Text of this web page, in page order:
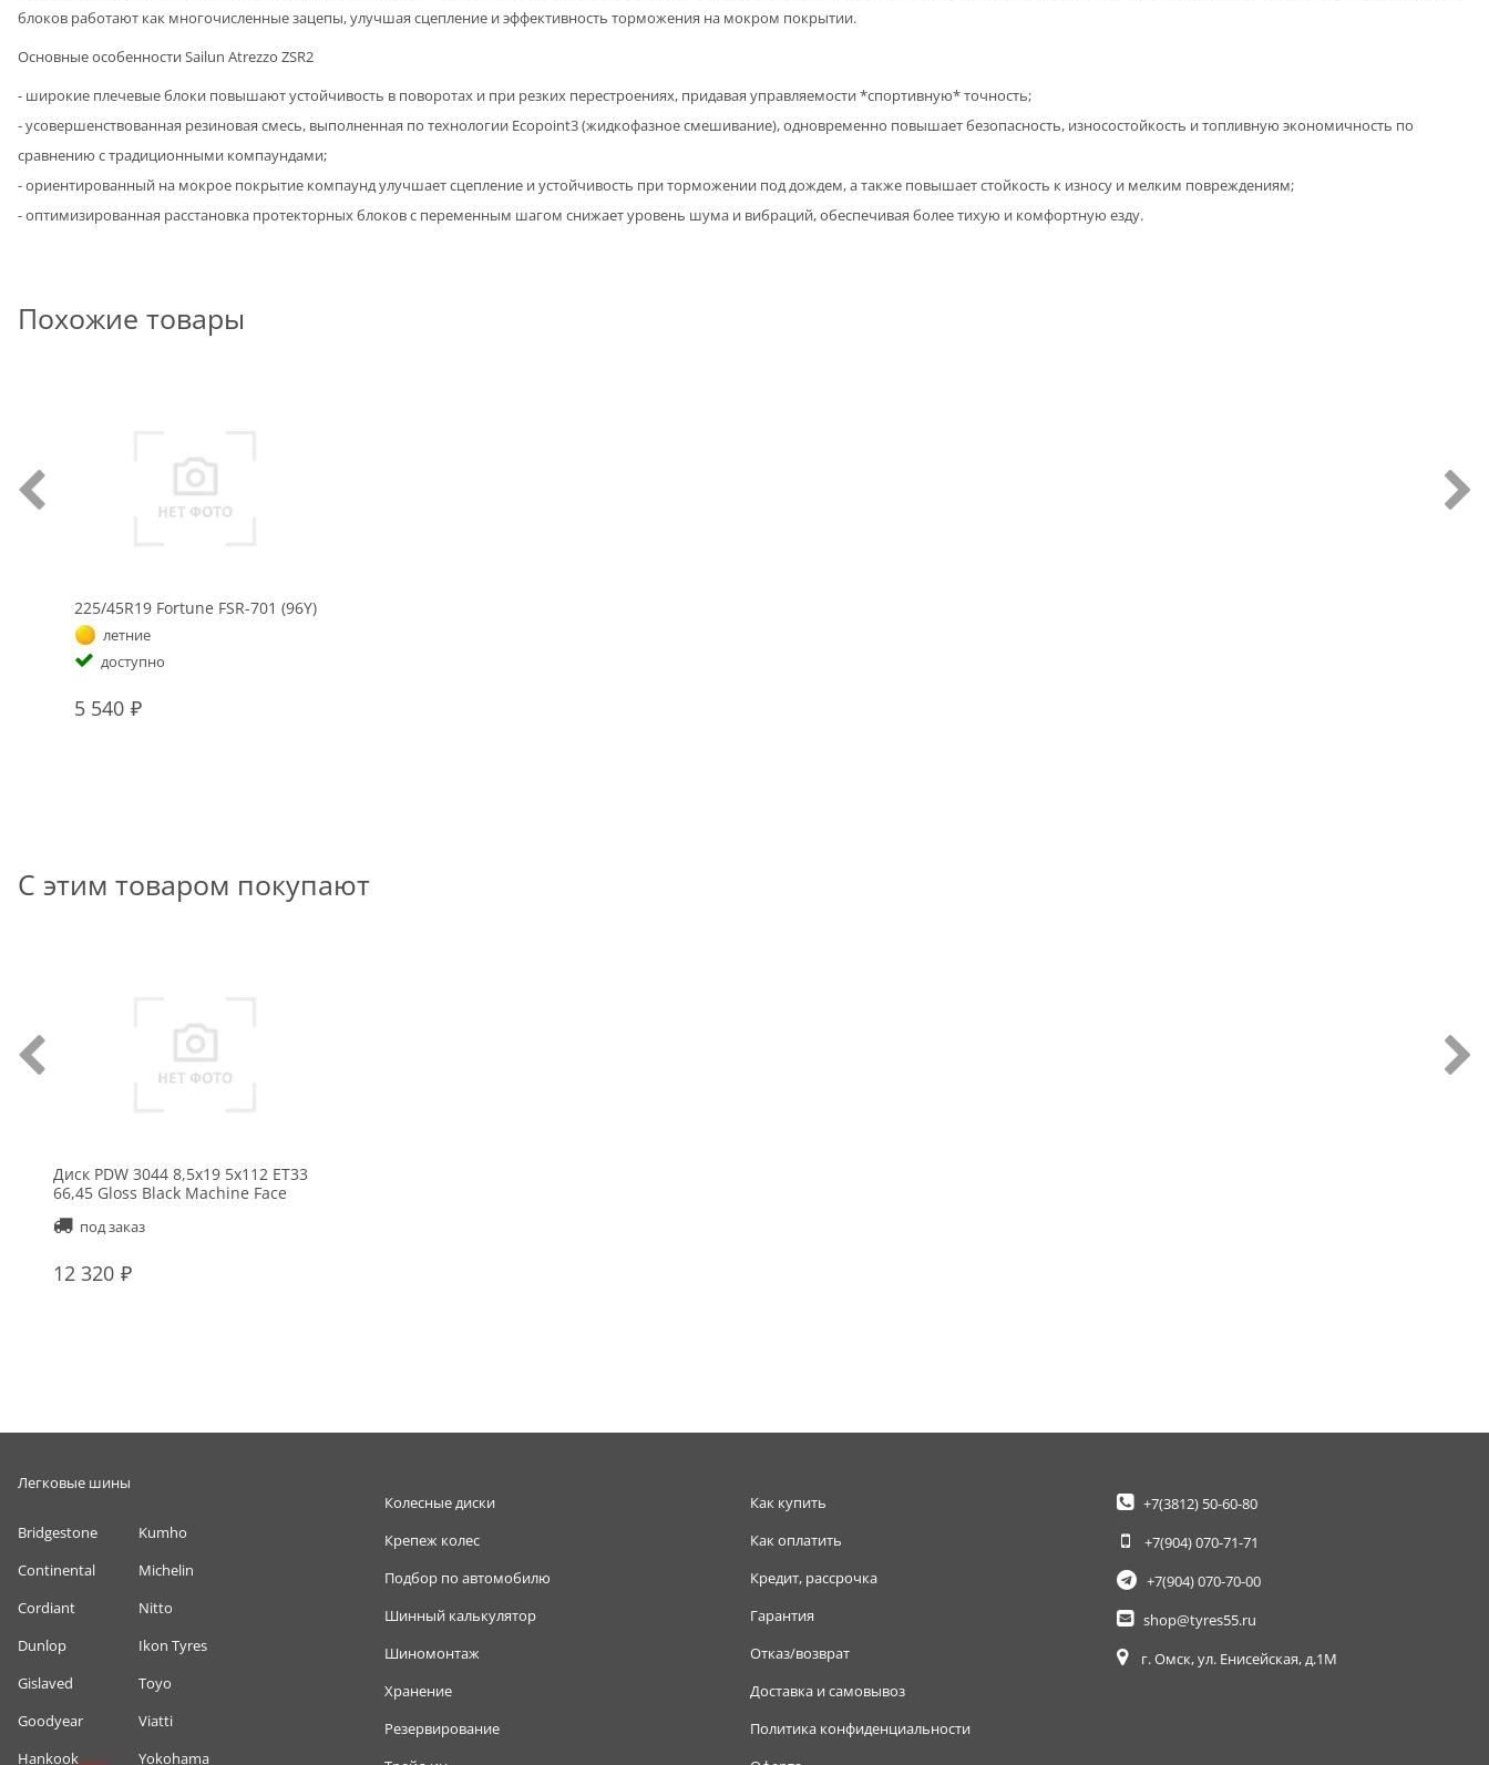
блоков работают как многочисленные зацепы, улучшая сцепление и эффективность торможения на мокром покрытии.
Основные особенности Sailun Atrezzo ZSR2
- широкие плечевые блоки повышают устойчивость в поворотах и при резких перестроениях, придавая управляемости *спортивную* точность;
- усовершенствованная резиновая смесь, выполненная по технологии Ecopoint3 (жидкофазное смешивание), одновременно повышает безопасность, износостойкость и топливную экономичность по
сравнению с традиционными компаундами;
- ориентированный на мокрое покрытие компаунд улучшает сцепление и устойчивость при торможении под дождем, а также повышает стойкость к износу и мелким повреждениям;
- оптимизированная расстановка протекторных блоков с переменным шагом снижает уровень шума и вибраций, обеспечивая более тихую и комфортную езду.
Похожие товары
225/45R19 Fortune FSR-701 (96Y)
летние
доступно
5 540
С этим товаром покупают
Диск PDW 3044 8,5x19 5x112 ET33
66,45 Gloss Black Machine Face
под заказ
12 320
Легковые шины
Bridgestone
Continental
Cordiant
Dunlop
Gislaved
Goodyear
Hankook
Kumho
Michelin
Nitto
Ikon Tyres
Toyo
Viatti
Yokohama
Колесные диски
Крепеж колес
Подбор по автомобилю
Шинный калькулятор
Шиномонтаж
Хранение
Резервирование
Как купить
Как оплатить
Кредит, рассрочка
Гарантия
Отказ/возврат
Доставка и самовывоз
Политика конфиденциальности
+7(3812)50-60-80
+7(904)070-71-71
+7(904)070-70-00
shop@tyres55.ru
г. Омск, ул. Енисейская, д.1М